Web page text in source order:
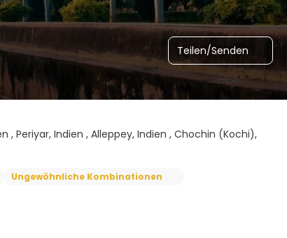
Teilen/Senden
, Periyar, Indien , Alleppey, Indien , Chochin (Kochi),
Ungewöhnliche Kombinationen